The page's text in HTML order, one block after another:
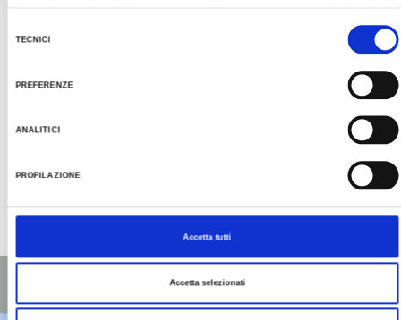
TECNICI
PREFERENZE
ANALITICI
PROFILAZIONE
Accetta tutti
Accetta selezionati
Clicca qui per tutti gli
approfondimenti